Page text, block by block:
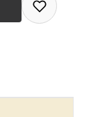
ませ